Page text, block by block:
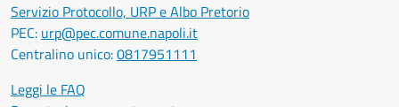
Servizio Protocollo, URP e Albo Pretorio
PEC: urp@pec.comune.napoli.it
Centralino unico:0817951111
Leggi le FAQ